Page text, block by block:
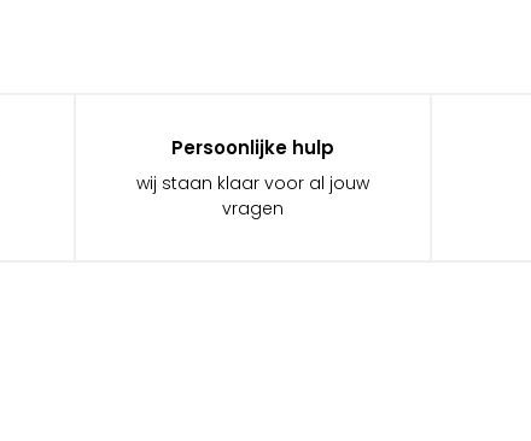
Persoonlijke hulp
wij staan klaar voor al jouw
vragen